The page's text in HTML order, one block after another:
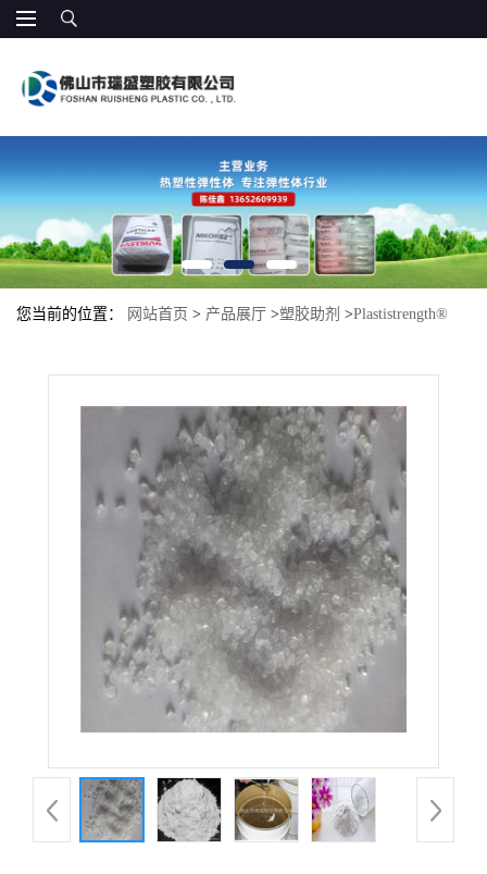
您当前的位置： 网站首页 > 产品展厅 >塑胶助剂 >Plastistrength®